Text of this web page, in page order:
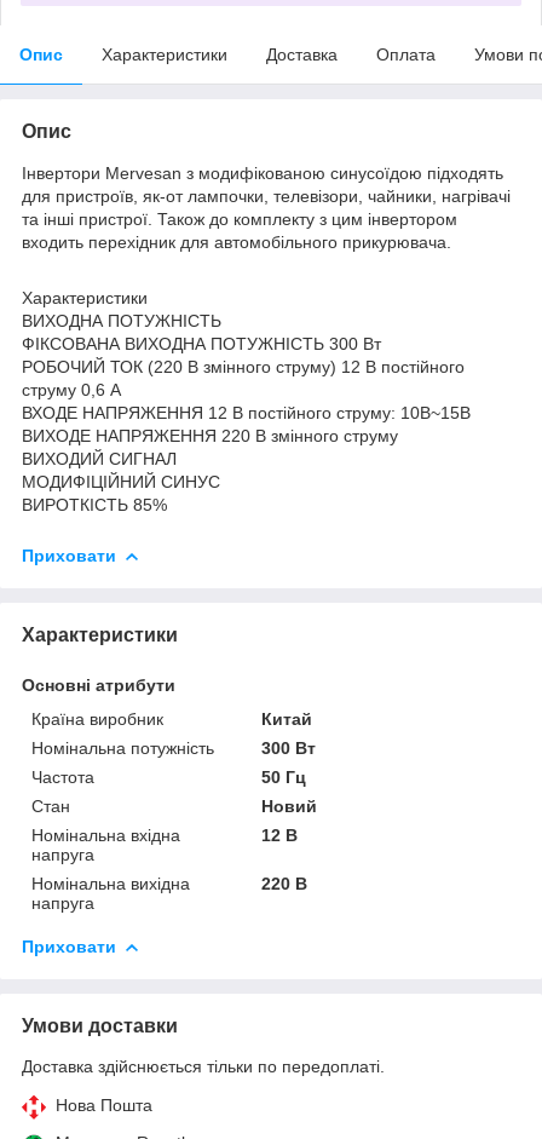
Опис Характеристики Доставка Оплата Умови
Опис
Інвертори Mervesan з модифікованою синусоїдою підходять
для пристроїв, як-от лампочки, телевізори, чайники, нагрівачі
та інші пристрої. Також до комплекту з цим інвертором
входить перехідник для автомобільного прикурювача.
Характеристики
ВИХОДНА ПОТУЖНІСТЬ
ФІКСОВАНА ВИХОДНА ПОТУЖНІСТЬ 300 Вт
РОБОЧИЙ ТОК (220 В змінного струму) 12 В постійного
струму 0,6 А
ВХОДЕ НАПРЯЖЕННЯ 12 В постійного струму: 10В~15В
ВИХОДЕ НАПРЯЖЕННЯ 220 В змінного струму
ВИХОДИЙ СИГНАЛ
МОДИФІЦІЙНИЙ СИНУС
ВИРОТКІСТЬ 85%
Приховати
Характеристики
Основні атрибути
Країна виробник
Китай
Номінальна потужність
300 Вт
Частота
50 Гц
Стан
Новий
Номінальна вхідна
напруга
12 В
Номінальна вихідна
напруга
220 В
Приховати
Умови доставки
Доставка здійснюється тільки по передоплаті.
Нова Пошта